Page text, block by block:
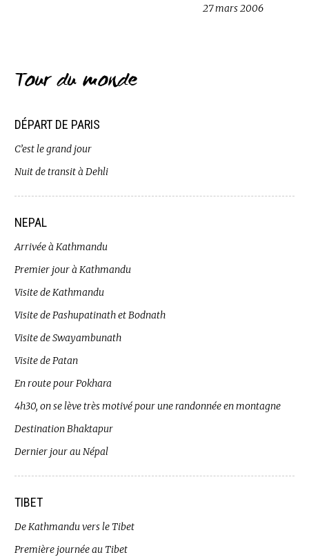
27 mars 2006
Tour du monde
DÉPART DE PARIS
C’est le grand jour
Nuit de transit à Dehli
NEPAL
Arrivée à Kathmandu
Premier jour à Kathmandu
Visite de Kathmandu
Visite de Pashupatinath et Bodnath
Visite de Swayambunath
Visite de Patan
En route pour Pokhara
4h30, on se lève très motivé pour une randonnée en montagne
Destination Bhaktapur
Dernier jour au Népal
TIBET
De Kathmandu vers le Tibet
Première journée au Tibet